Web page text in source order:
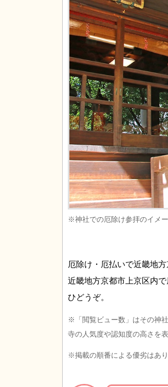
※神社での厄除け参拝のイメ
厄除け・厄払いで近畿地
近畿地方京都市上京区内
ひどうぞ。
※「閲覧ビュー数」はその神
寺の人気度や認知度の高さを表
※掲載の順番による優劣はあり